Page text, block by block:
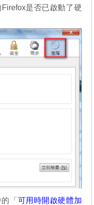
是否已啟動了硬
「 可用時開啟硬體加